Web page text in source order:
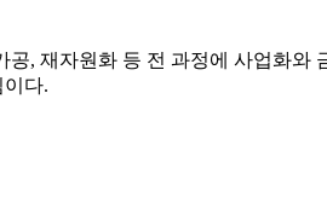
, 재자원화 등 전 과정에 사업화와
다.